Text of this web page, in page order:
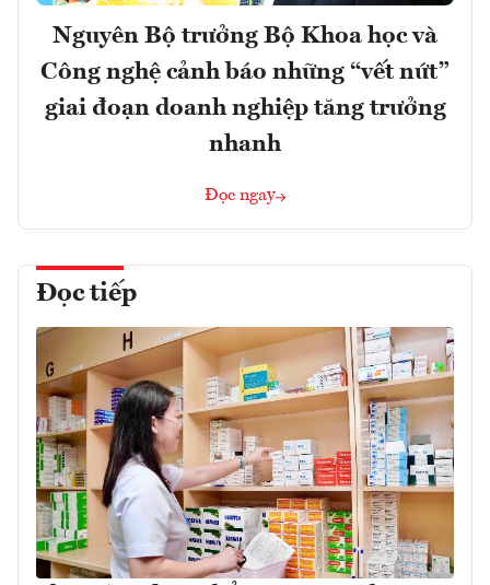
Nguyên Bộ trưởng Bộ Khoa học và
Công nghệ cảnh báo những “vết nứt”
giai đoạn doanh nghiệp tăng trưởng
nhanh
Đọc ngay
Đọc tiếp